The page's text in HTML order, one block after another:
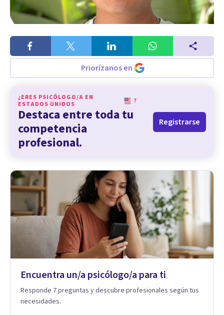
Priorízanos en
¿ERES PSICÓLOGO/A EN
ESTADOS UNIDOS
?
Destaca entre toda tu
competencia
profesional.
Registrarse
Encuentra un/a psicólogo/a para ti
Responde 7 preguntas y descubre profesionales según tus
necesidades.